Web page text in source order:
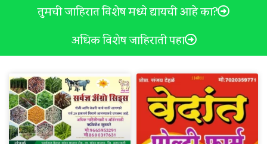
तुमची जाहिरात विशेष मध्ये द्यायची आहे का?
अधिक विशेष जाहिराती पहा